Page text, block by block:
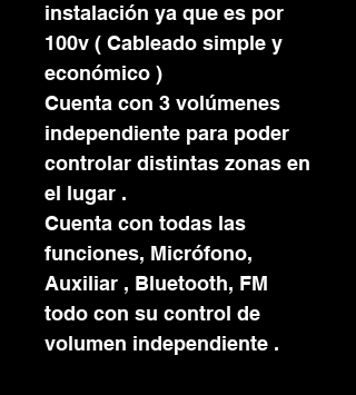
instalación ya que es por
100v ( Cableado simple y
económico )
Cuenta con 3 volúmenes
independiente para poder
controlar distintas zonas en
el lugar .
Cuenta con todas las
funciones, Micrófono,
Auxiliar , Bluetooth, FM
todo con su control de
volumen independiente .